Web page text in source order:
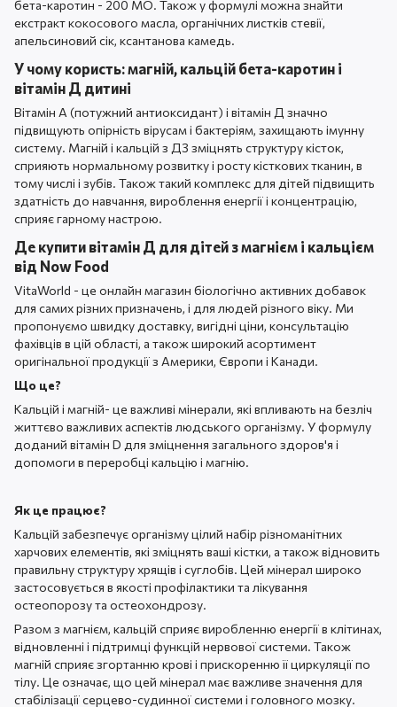
бета-каротин - 200 МО. Також у формулі можна знайти
екстракт кокосового масла, органічних листків стевії,
апельсиновий сік, ксантанова камедь.
У чому користь: магній, кальцій бета-каротин і
вітамін Д дитині
Вітамін A (потужний антиоксидант) і вітамін Д значно
підвищують опірність вірусам і бактеріям, захищають імунну
систему. Магній і кальцій з Д3 зміцнять структуру кісток,
сприяють нормальному розвитку і росту кісткових тканин, в
тому числі і зубів. Також такий комплекс для дітей підвищить
здатність до навчання, вироблення енергії і концентрацію,
сприяє гарному настрою.
Де купити вітамін Д для дітей з магнієм і кальцієм
від Now Food
VitaWorld - це онлайн магазин біологічно активних добавок
для самих різних призначень, і для людей різного віку. Ми
пропонуємо швидку доставку, вигідні ціни, консультацію
фахівців в цій області, а також широкий асортимент
оригінальної продукції з Америки, Європи і Канади.
Що це?
Кальцій і магній- це важливі мінерали, які впливають на безліч
життєво важливих аспектів людського організму. У формулу
доданий вітамін D для зміцнення загального здоров'я і
допомоги в переробці кальцію і магнію.
Як це працює?
Кальцій забезпечує організму цілий набір різноманітних
харчових елементів, які зміцнять ваші кістки, а також відновить
правильну структуру хрящів і суглобів. Цей мінерал широко
застосовується в якості профілактики та лікування
остеопорозу та остеохондрозу.
Разом з магнієм, кальцій сприяє виробленню енергії в клітинах,
відновленні і підтримці функцій нервової системи. Також
магній сприяє згортанню крові і прискоренню її циркуляції по
тілу. Це означає, що цей мінерал має важливе значення для
стабілізації серцево-судинної системи і головного мозку.